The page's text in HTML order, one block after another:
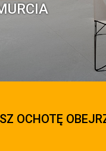
OCHOTĘ